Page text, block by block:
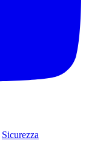
Sicurezza